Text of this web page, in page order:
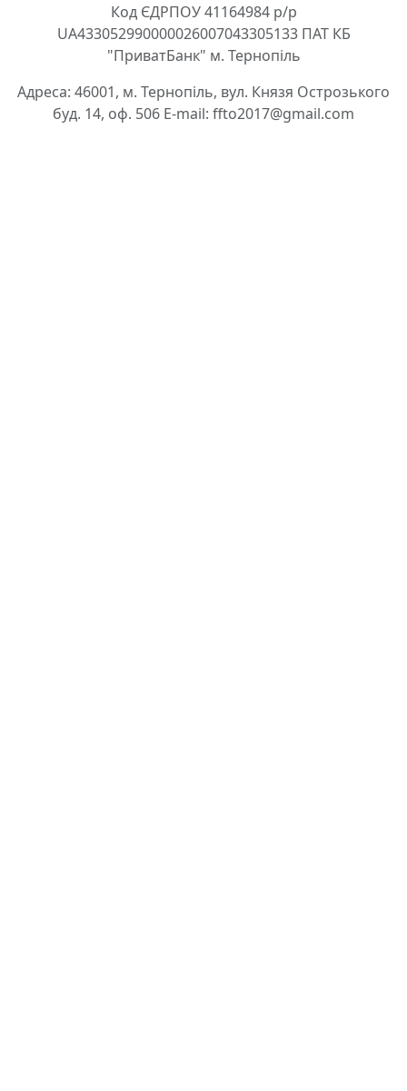
Код ЄДРПОУ 41164984 р/р
UA433052990000026007043305133 ПАТ КБ
"ПриватБанк" м. Тернопіль
Адреса: 46001, м. Тернопіль, вул. Князя Острозького
буд. 14, оф. 506 E-mail: ffto2017@gmail.com